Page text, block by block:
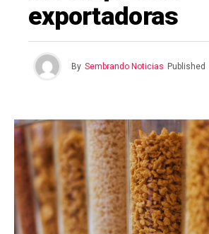
exportadoras
By Sembrando Noticias Published